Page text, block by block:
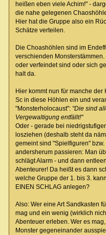
heißen eben viele Achim!" -
die nahe gelegenen
Hier hat die Gruppe also ein
Schätze verteilen.
Die Choashöhlen sind im
verschienden
oder verfeindet sind oder sich
halt da.
Hier kommt nun für manche
Sc in diese Höhlen ein und
"Monsterholocaust":"Die sind
Vergewaltigung entfällt!"
Oder - gerade bei
losziehen (deshalb steht da
gemeint sind "Spielfiguren"
andersherum passieren: Man
schlägt Alarm - und dann
Abenteurer! Da heißt es dann
welche Gruppe der 1. bis 3.
EINEN SCHLAG anlegen?
Also: Wer eine Art Sandkasten
mag und ein wenig (wirklich
Abenteuer erleben. Wer es
Monster gegeneinander